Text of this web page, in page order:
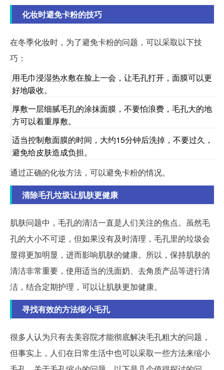
化妆时避免卡粉的技巧
在冬季化妆时，为了避免卡粉的问题，可以采取以下技
巧：
用毛巾浸湿热水敷在脸上一会，让毛孔打开，面膜可以更
好地吸收。
厚敷一层细腻毛孔的涂抹面膜，不要怕浪费，毛孔大的地
方可以着重厚敷。
适当控制敷面膜的时间，大约15分钟后洗掉，不要过久，
避免给皮肤造成负担。
通过正确的化妆方法，可以避免卡粉的情况。
清除毛孔垃圾让肌肤更健康
肌肤问题中，毛孔的清洁一直是人们关注的焦点。虽然毛
孔的大小不可逆，但如果没有及时清理，毛孔里的垃圾会
显得更加明显，进而影响肌肤的健康。所以，保持肌肤的
清洁非常重要，使用适当的洗面奶、去角质产品等进行清
洁，结合定期护理，可以让肌肤更加健康。
寻找有效的方法缩小毛孔
很多人认为只有去美容院才能彻底解决毛孔粗大的问题，
但事实上，人们在日常生活中也可以采取一些方法来缩小